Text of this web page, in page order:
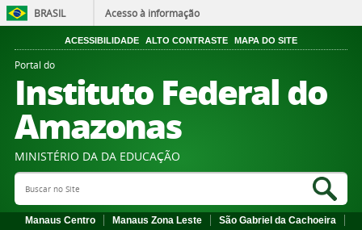
BRASIL Acesso à informação
ACESSIBILIDADE ALTO CONTRASTE MAPA DO SITE
Portal do
Instituto Federal do
Amazonas
MINISTÉRIO DA DA EDUCAÇÃO
Search Site
Manaus Centro Manaus Zona Leste
São Gabriel da Cachoeira